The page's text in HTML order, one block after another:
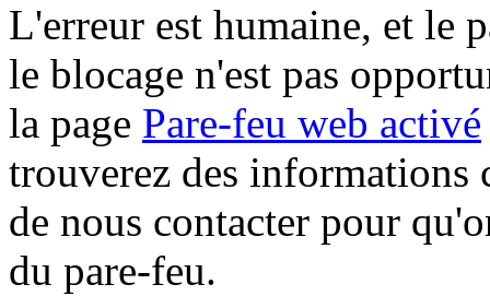
L'erreur est humaine, et le
le blocage n'est pas
la page Pare-feu web activé
trouverez des informations
de nous contacter pour
du pare-feu.